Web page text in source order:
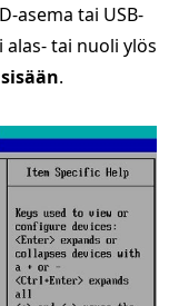
asema tai USB-
tai nuoli ylös
.